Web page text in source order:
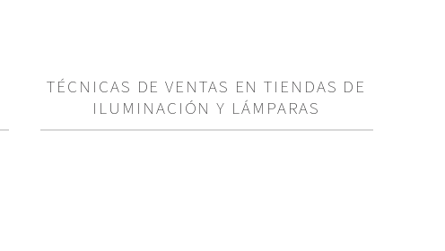
TÉCNICAS DE VENTAS EN TIENDAS DE
ILUMINACIÓN Y LÁMPARAS